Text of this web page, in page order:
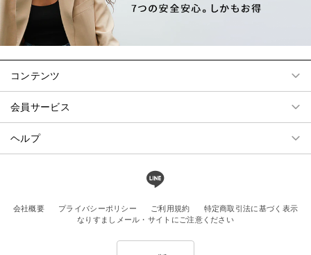
コンテンツ
会員サービス
ヘルプ
会社概要 プライバシーポリシー ご利用規約
特定商取引法に基づく表示
なりすましメール・サイトにご注意ください